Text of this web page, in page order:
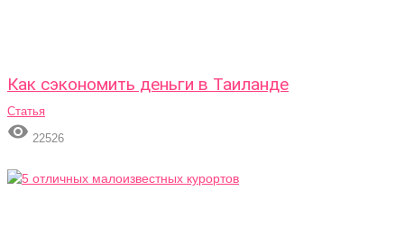
Как сэкономить деньги в Таиланде
Статья
 22526